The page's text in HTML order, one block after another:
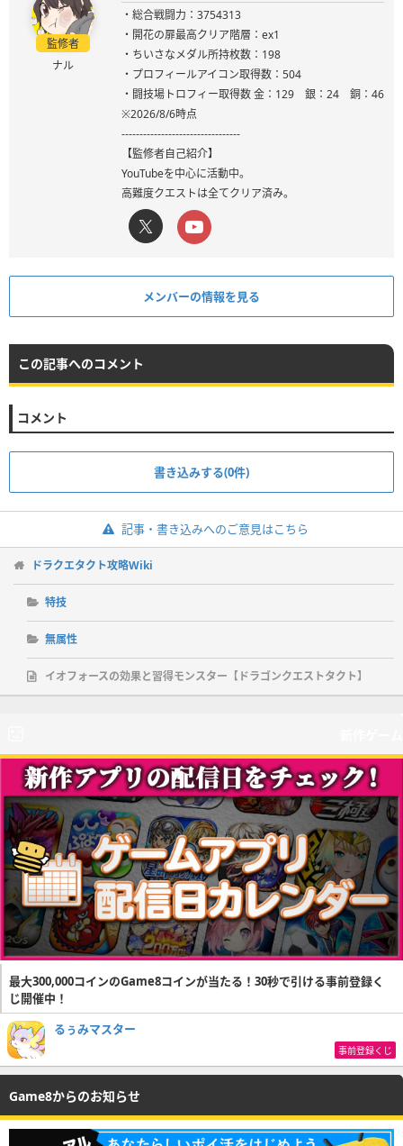
監修者
ナル
・総合戦闘力：3754313
・開花の扉最高クリア階層：ex1
・ちいさなメダル所持枚数：198
・プロフィールアイコン取得数：504
・闘技場トロフィー取得数 金：129 銀：24 銅：46
※2026/8/6時点
---------------------------------
【監修者自己紹介】
YouTubeを中心に活動中。
高難度クエストは全てクリア済み。
メンバーの情報を見る
この記事へのコメント
コメント
書き込みする(0件)
記事・書き込みへのご意見はこちら
ドラクエタクト攻略Wiki
特技
無属性
イオフォースの効果と習得モンスター【ドラゴンクエストタクト】
最大300,000コインのGame8コインが当たる！30秒で引ける事前登録く
じ開催中！
るぅみマスター
事前登録くじ
Game8からのお知らせ